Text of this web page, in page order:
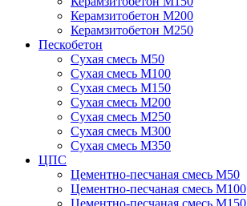
Керамзитобетон М200
Керамзитобетон М250
Пескобетон
Сухая смесь М50
Сухая смесь М100
Сухая смесь М150
Сухая смесь М200
Сухая смесь М250
Сухая смесь М300
Сухая смесь М350
ЦПС
Цементно-песчаная смесь М50
Цементно-песчаная смесь М100
Цементно-песчаная смесь М150